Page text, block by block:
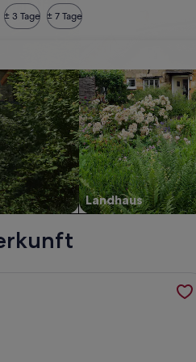
± 3 Tage ± 7 Tage
Landhaus